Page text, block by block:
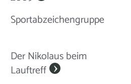
Sportabzeichengruppe
Der Nikolaus beim
Lauftreff